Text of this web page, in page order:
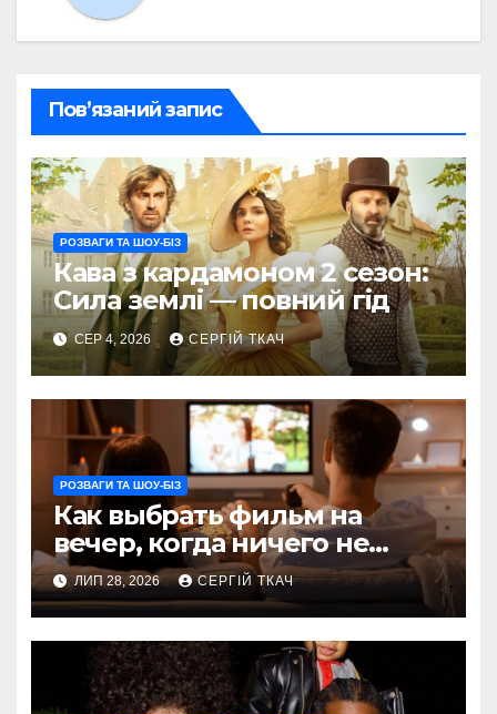
Пов’язаний запис
РОЗВАГИ ТА ШОУ-БІЗ
Кава з кардамоном 2 сезон:
Сила землі — повний гід
СЕР 4, 2026 СЕРГІЙ ТКАЧ
РОЗВАГИ ТА ШОУ-БІЗ
Как выбрать фильм на
вечер, когда ничего не
хочется пересматривать
ЛИП 28, 2026 СЕРГІЙ ТКАЧ